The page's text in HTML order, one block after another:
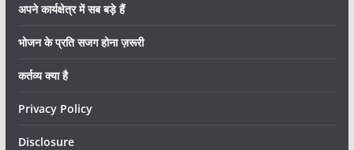
अपने कार्यक्षेत्र में सब बड़े हैं
भोजन के प्रति सजग होना ज़रूरी
कर्तव्य क्या है
Privacy Policy
Disclosure